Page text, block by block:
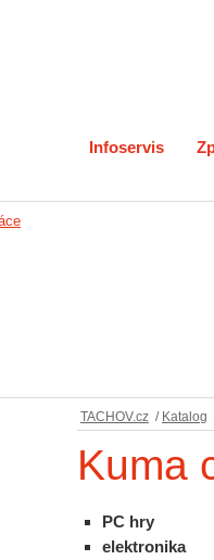
Infoservis
TACHOV.cz / Katalog
Kuma
PC hry
elektronika